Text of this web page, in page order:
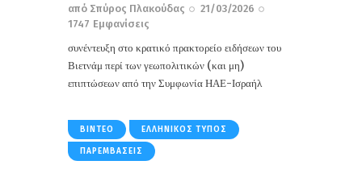
από Σπύρος Πλακούδας
21/03/2026
1747 Εμφανίσεις
συνέντευξη στο κρατικό πρακτορείο ειδήσεων του
Βιετνάμ περί των γεωπολιτικών (και μη)
επιπτώσεων από την Συμφωνία ΗΑΕ-Ισραήλ
ΒΊΝΤΕΟ ΕΛΛΗΝΙΚΌΣ ΤΎΠΟΣ
ΠΑΡΕΜΒΆΣΕΙΣ